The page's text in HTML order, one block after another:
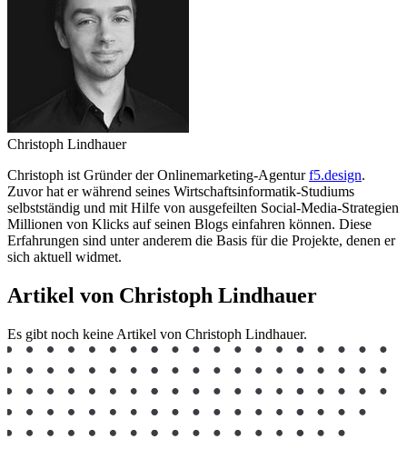
Christoph Lindhauer
Christoph ist Gründer der Onlinemarketing-Agenturf5.design.
Zuvor hat er während seines Wirtschaftsinformatik-Studiums
selbstständig und mit Hilfe von ausgefeilten Social-Media-Strategien
Millionen von Klicks auf seinen Blogs einfahren können. Diese
Erfahrungen sind unter anderem die Basis für die Projekte, denen er
sich aktuell widmet.
Artikel von Christoph Lindhauer
Es gibt noch keine Artikel von Christoph Lindhauer.